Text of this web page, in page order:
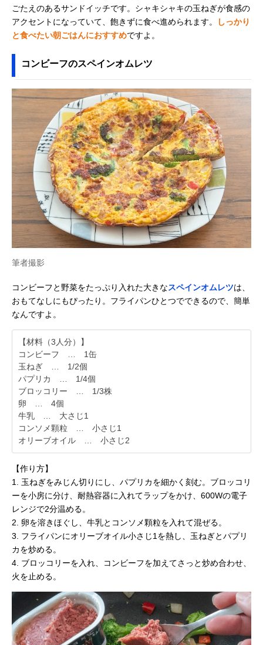
ごたえのあるサンドイッチです。シャキシャキの玉ねぎが食感の
アクセントになっていて、飽きずに食べ進められます。
しっかり
と食べたい朝ごはんにおすすめですよ。
コンビーフのスペインオムレツ
筆者撮影
コンビーフと野菜をたっぷり入れた大きなスペインオムレツは、
おもてなしにもぴったり。フライパンひとつでできるので、簡単
なんですよ。
【材料（3人分）】
コンビーフ … 1缶
玉ねぎ … 1/2個
パプリカ … 1/4個
ブロッコリー … 1/3株
卵 … 4個
牛乳 … 大さじ1
コンソメ顆粒 … 小さじ1
オリーブオイル … 小さじ2
【作り方】
1. 玉ねぎをみじん切りにし、パプリカを細かく刻む。ブロッコリ
ーを小房に分け、耐熱容器に入れてラップをかけ、600Wの電子
レンジで2分温める。
2. 卵を溶きほぐし、牛乳とコンソメ顆粒を入れて混ぜる。
3. フライパンにオリーブオイル小さじ1を熱し、玉ねぎとパプリ
カを炒める。
4. ブロッコリーを入れ、コンビーフを加えてさっと炒め合わせ、
火を止める。